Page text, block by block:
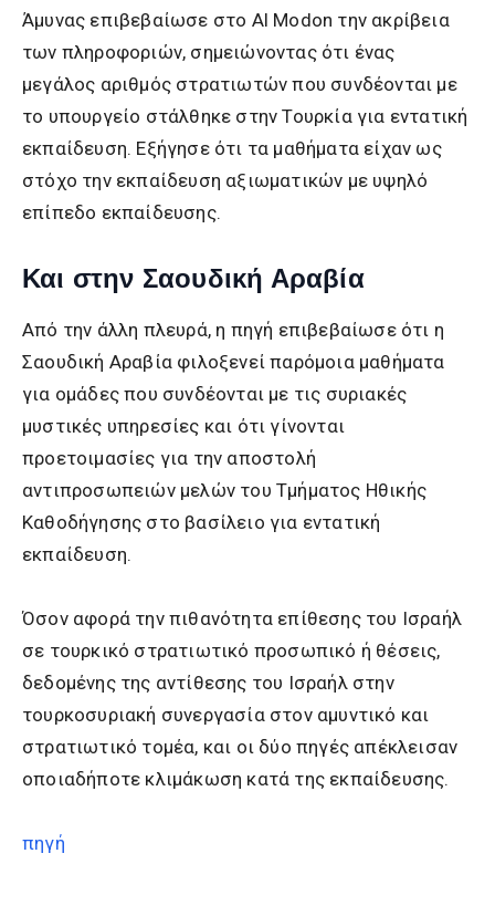
Άμυνας επιβεβαίωσε στο Al Modon την ακρίβεια
των πληροφοριών, σημειώνοντας ότι ένας
μεγάλος αριθμός στρατιωτών που συνδέονται με
το υπουργείο στάλθηκε στην Τουρκία για εντατική
εκπαίδευση. Εξήγησε ότι τα μαθήματα είχαν ως
στόχο την εκπαίδευση αξιωματικών με υψηλό
επίπεδο εκπαίδευσης.
Και στην Σαουδική Αραβία
Από την άλλη πλευρά, η πηγή επιβεβαίωσε ότι η
Σαουδική Αραβία φιλοξενεί παρόμοια μαθήματα
για ομάδες που συνδέονται με τις συριακές
μυστικές υπηρεσίες και ότι γίνονται
προετοιμασίες για την αποστολή
αντιπροσωπειών μελών του Τμήματος Ηθικής
Καθοδήγησης στο βασίλειο για εντατική
εκπαίδευση.
Όσον αφορά την πιθανότητα επίθεσης του Ισραήλ
σε τουρκικό στρατιωτικό προσωπικό ή θέσεις,
δεδομένης της αντίθεσης του Ισραήλ στην
τουρκοσυριακή συνεργασία στον αμυντικό και
στρατιωτικό τομέα, και οι δύο πηγές απέκλεισαν
οποιαδήποτε κλιμάκωση κατά της εκπαίδευσης.
πηγή